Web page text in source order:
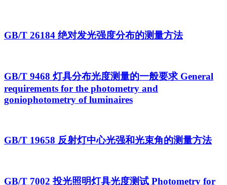
GB/T 26184 绝对发光强度分布的测量方法
GB/T 9468 灯具分布光度测量的一般要求 General
requirements for the photometry and
goniophotometry of luminaires
GB/T 19658 反射灯中心光强和光束角的测量方法
GB/T 7002 投光照明灯具光度测试 Photometry for